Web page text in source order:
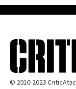
© 2010-2023 CriticAtac